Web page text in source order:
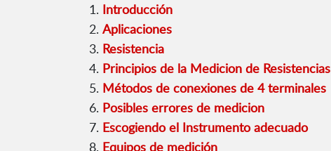
Introducción
Aplicaciones
Resistencia
Principios de la Medicion de Resistencias
Métodos de conexiones de 4 terminales
Posibles errores de medicion
Escogiendo el Instrumento adecuado
Equipos de medición